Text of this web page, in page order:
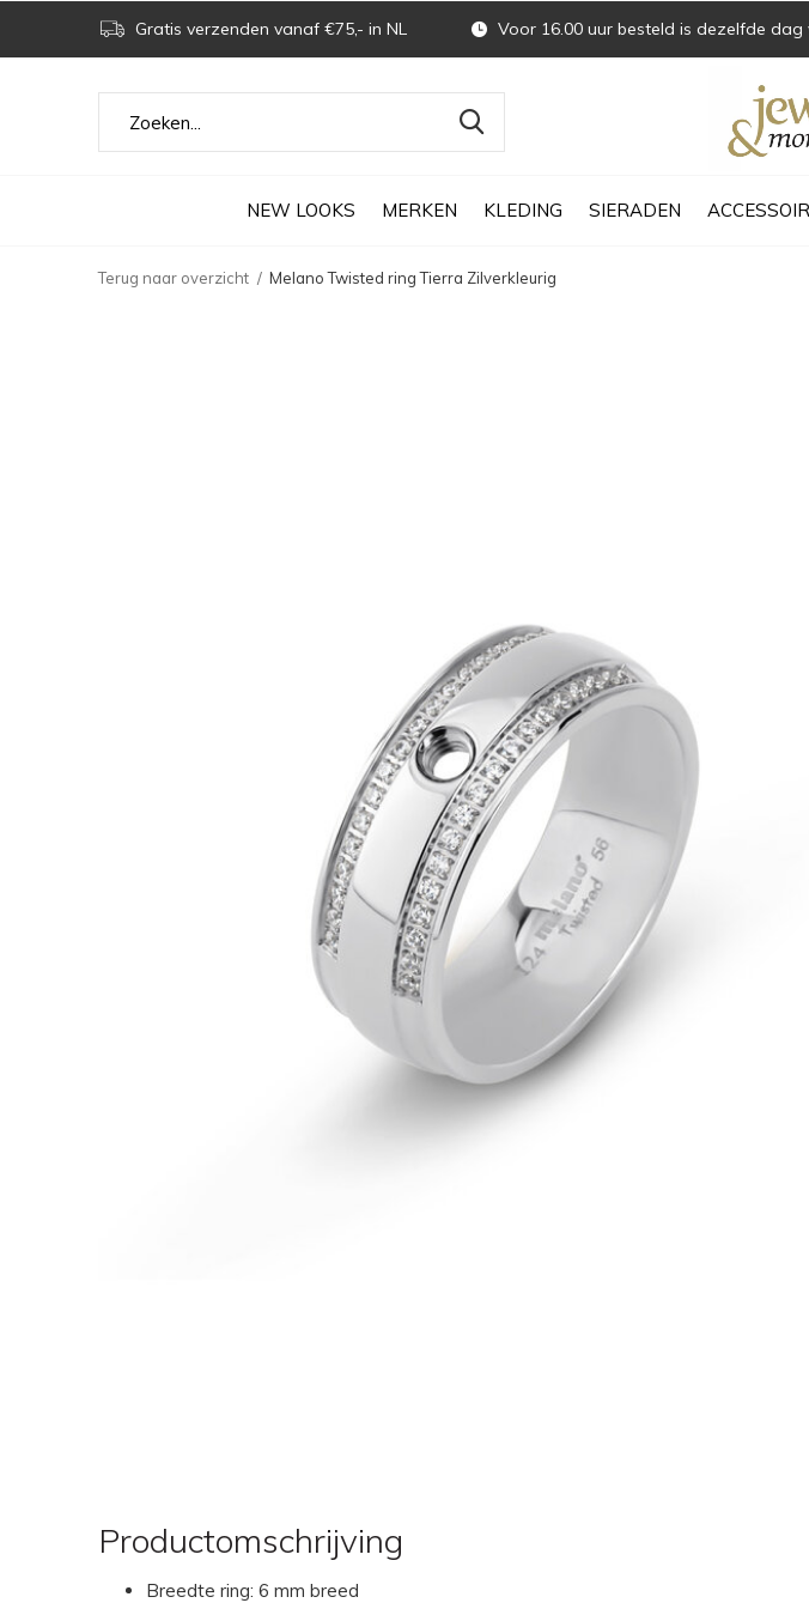
NEW LOOKS MERKEN KLEDING SIERADEN
Gratis verzenden vanaf €75,- in NL Voor 16.00 uur besteld is dezelfde dag
Terug naar overzicht Melano Twisted ring Tierra Zilverkleurig
Productomschrijving
Breedte ring: 6 mm breed